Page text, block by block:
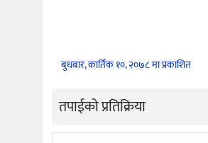
बुधबार, कार्तिक १०, २०७८ मा प्रकाशित
तपाईको प्रतिक्रिया